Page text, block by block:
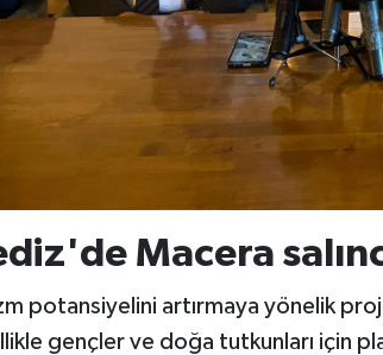
Macera
potansiyelini artırmaya yönelik
gençler ve doğa tutkunları için